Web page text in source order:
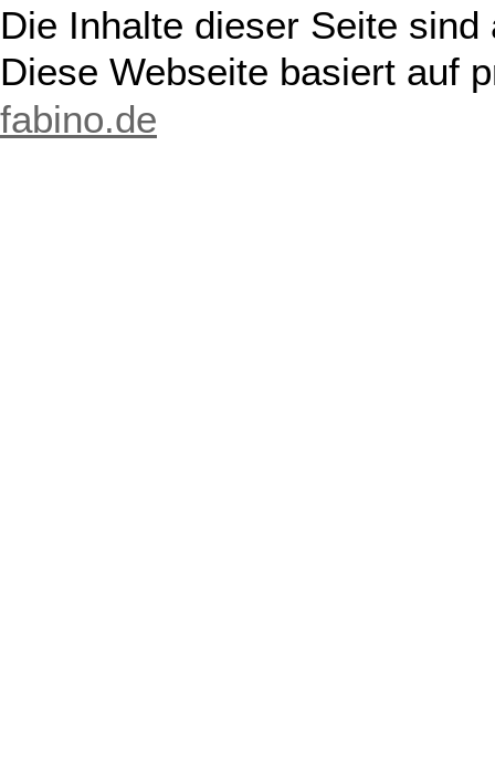
Die Inhalte dieser Seite
Diese Webseite basiert auf
fabino.de